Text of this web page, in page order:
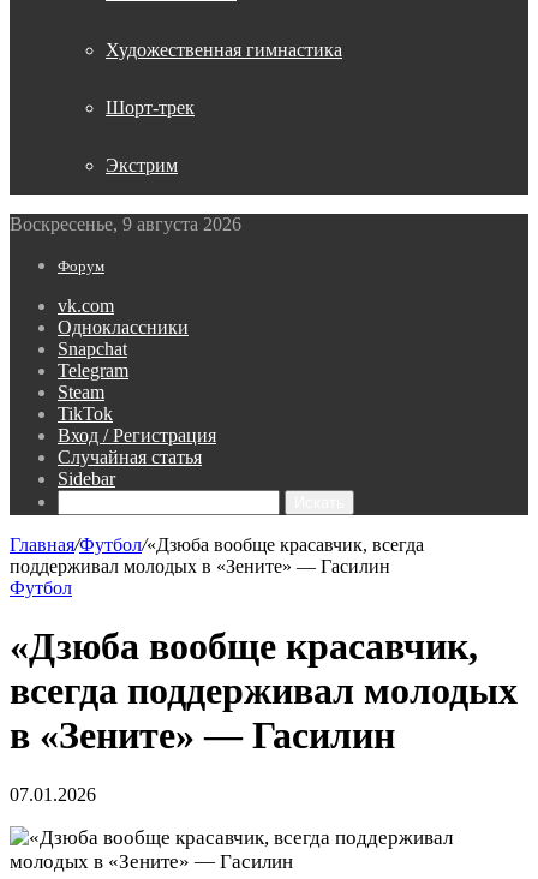
Художественная гимнастика
Шорт-трек
Экстрим
Воскресенье, 9 августа 2026
Форум
vk.com
Одноклассники
Snapchat
Telegram
Steam
TikTok
Вход / Регистрация
Случайная статья
Sidebar
Главная/Футбол/«Дзюба вообще красавчик, всегда
поддерживал молодых в «Зените» — Гасилин
Футбол
«Дзюба вообще красавчик,
всегда поддерживал молодых
в «Зените» — Гасилин
07.01.2026